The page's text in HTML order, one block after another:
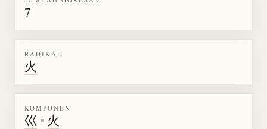
7
RADIKAL
火
KOMPONEN
巛 • 火